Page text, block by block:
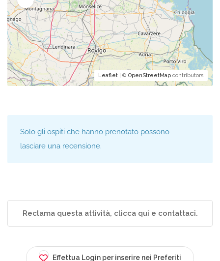
Leaflet | © OpenStreetMap contributors
Solo gli ospiti che hanno prenotato possono
lasciare una recensione.
Reclama questa attività, clicca qui e contattaci.
Effettua Login per inserire nei Preferiti